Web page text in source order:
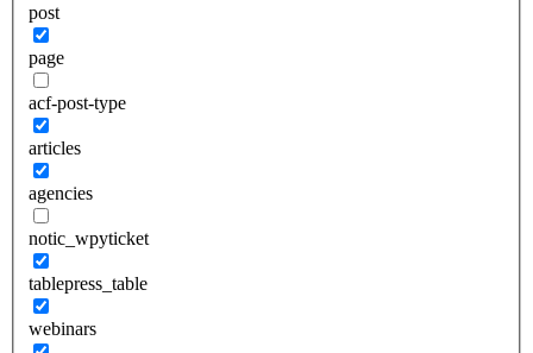
post
page
acf-post-type
articles
agencies
notic_wpyticket
tablepress_table
webinars